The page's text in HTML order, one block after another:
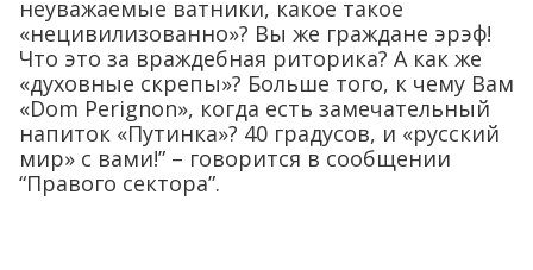
неуважаемые ватники, какое такое
«нецивилизованно»? Вы же граждане эрэф!
Что это за враждебная риторика? А как же
«духовные скрепы»? Больше того, к чему Вам
«Dom Perignon», когда есть замечательный
напиток «Путинка»? 40 градусов, и «русский
мир» с вами!” – говорится в сообщении
“Правого сектора”.